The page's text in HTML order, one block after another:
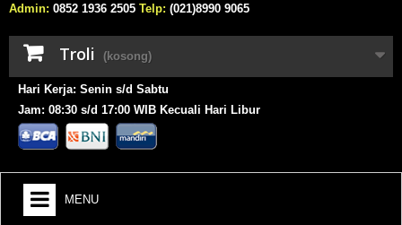
Admin: 0852 1936 2505 Telp: (021)8990 9065
Troli (kosong)
Hari Kerja: Senin s/d Sabtu
Jam: 08:30 s/d 17:00 WIB Kecuali Hari Libur
MENU